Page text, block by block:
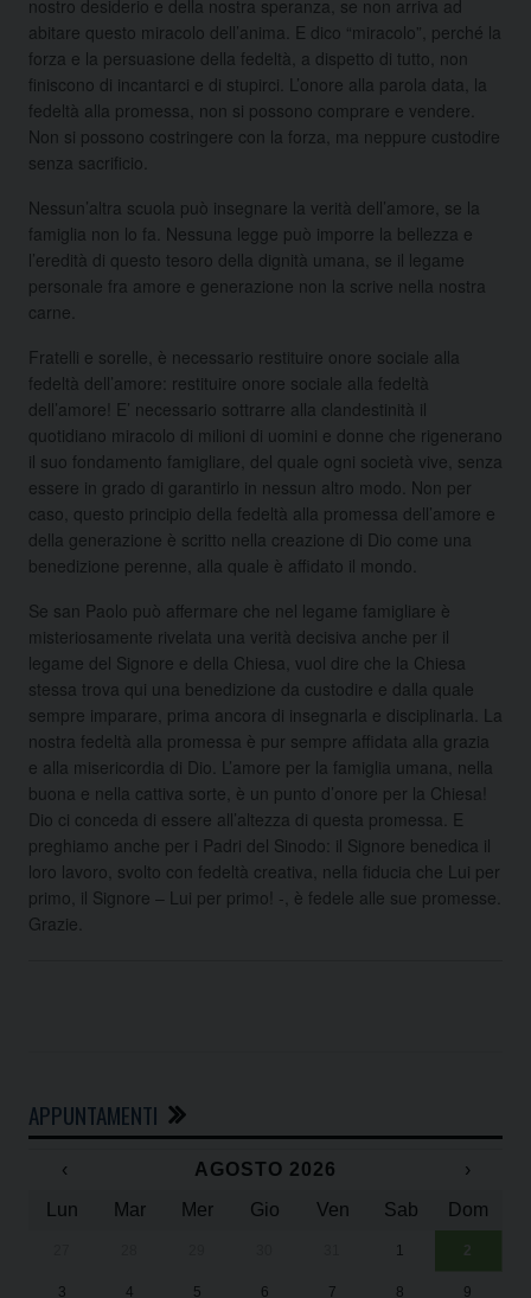
nostro desiderio e della nostra speranza, se non arriva ad
abitare questo miracolo dell’anima. E dico “miracolo”, perché la
forza e la persuasione della fedeltà, a dispetto di tutto, non
finiscono di incantarci e di stupirci. L’onore alla parola data, la
fedeltà alla promessa, non si possono comprare e vendere.
Non si possono costringere con la forza, ma neppure custodire
senza sacrificio.
Nessun’altra scuola può insegnare la verità dell’amore, se la
famiglia non lo fa. Nessuna legge può imporre la bellezza e
l’eredità di questo tesoro della dignità umana, se il legame
personale fra amore e generazione non la scrive nella nostra
carne.
Fratelli e sorelle, è necessario restituire onore sociale alla
fedeltà dell’amore: restituire onore sociale alla fedeltà
dell’amore! E’ necessario sottrarre alla clandestinità il
quotidiano miracolo di milioni di uomini e donne che rigenerano
il suo fondamento famigliare, del quale ogni società vive, senza
essere in grado di garantirlo in nessun altro modo. Non per
caso, questo principio della fedeltà alla promessa dell’amore e
della generazione è scritto nella creazione di Dio come una
benedizione perenne, alla quale è affidato il mondo.
Se san Paolo può affermare che nel legame famigliare è
misteriosamente rivelata una verità decisiva anche per il
legame del Signore e della Chiesa, vuol dire che la Chiesa
stessa trova qui una benedizione da custodire e dalla quale
sempre imparare, prima ancora di insegnarla e disciplinarla. La
nostra fedeltà alla promessa è pur sempre affidata alla grazia
e alla misericordia di Dio. L’amore per la famiglia umana, nella
buona e nella cattiva sorte, è un punto d’onore per la Chiesa!
Dio ci conceda di essere all’altezza di questa promessa. E
preghiamo anche per i Padri del Sinodo: il Signore benedica il
loro lavoro, svolto con fedeltà creativa, nella fiducia che Lui per
primo, il Signore – Lui per primo! -, è fedele alle sue promesse.
Grazie.
APPUNTAMENTI
‹ AGOSTO 2026
›
Lun
Mar Mer Gio Ven Sab Dom
1 2
3 4 5 6 7 8 9